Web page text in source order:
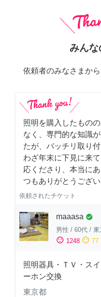
みん
依頼者のみなさまか
照明を購入したもの
なく、専門的な知識
たが、バッチリ取り
わざ年末に下見に来
応くださり、本当に
つもありがとうござい
依頼されたチケット
maaasa check_circle
男性 / 60代 / 東
sentiment_satisfied 1248 sentiment_neutral 77
照明器具・ＴＶ・ス
ーホン交換
東京都